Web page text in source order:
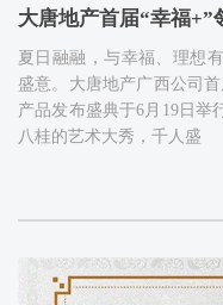
大唐地产首届“幸福+”
夏日融融，与幸福、理想
盛意。大唐地产广西公司
产品发布盛典于6月19日举
八桂的艺术大秀，千人盛